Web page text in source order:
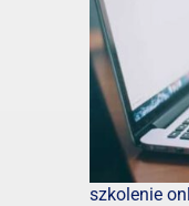
szkolenie